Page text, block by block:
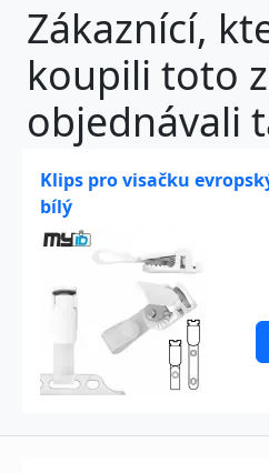
Zákaznící,
koupili toto
objednávali
Klips pro visačku
bílý